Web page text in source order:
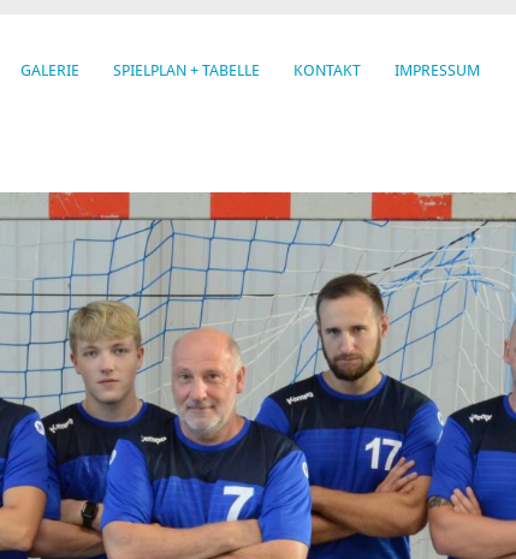
GALERIE SPIELPLAN + TABELLE KONTAKT IMPRESSUM